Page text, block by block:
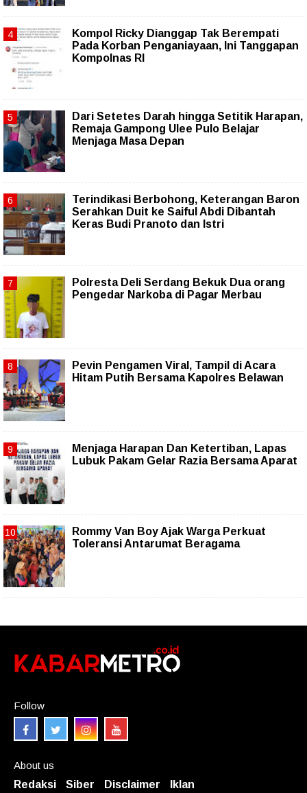
Kompol Ricky Dianggap Tak Berempati
Pada Korban Penganiayaan, Ini Tanggapan
Kompolnas RI
Dari Setetes Darah hingga Setitik Harapan,
Remaja Gampong Ulee Pulo Belajar
Menjaga Masa Depan
Terindikasi Berbohong, Keterangan Baron
Serahkan Duit ke Saiful Abdi Dibantah
Keras Budi Pranoto dan Istri
Polresta Deli Serdang Bekuk Dua orang
Pengedar Narkoba di Pagar Merbau
Pevin Pengamen Viral, Tampil di Acara
Hitam Putih Bersama Kapolres Belawan
Menjaga Harapan Dan Ketertiban, Lapas
Lubuk Pakam Gelar Razia Bersama Aparat
Rommy Van Boy Ajak Warga Perkuat
Toleransi Antarumat Beragama
Follow
About us
Redaksi
Siber Disclaimer Iklan